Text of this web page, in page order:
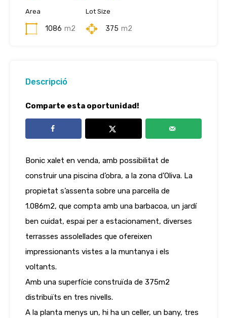
Area
1086 m2
Lot Size
375 m2
Descripció
Comparte esta oportunidad!
Bonic xalet en venda, amb possibilitat de
construir una piscina d’obra, a la zona d’Oliva. La
propietat s’assenta sobre una parcel·la de
1.086m2, que compta amb una barbacoa, un jardí
ben cuidat, espai per a estacionament, diverses
terrasses assolellades que ofereixen
impressionants vistes a la muntanya i els
voltants.
Amb una superfície construïda de 375m2
distribuïts en tres nivells.
A la planta menys un, hi ha un celler, un bany, tres